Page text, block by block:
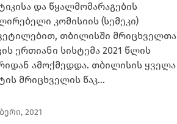
და წყალმომარაგების
კომისიის (სემეკი)
თბილისში მრიცხველთა
ერთიანი სისტემა 2021 წლის
ამოქმედდა. თბილისის ყველა
მრიცხველის წაკ...
2021